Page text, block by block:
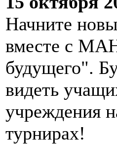
Начните
вместе с
будущего".
видеть
учреждения
турнирах!